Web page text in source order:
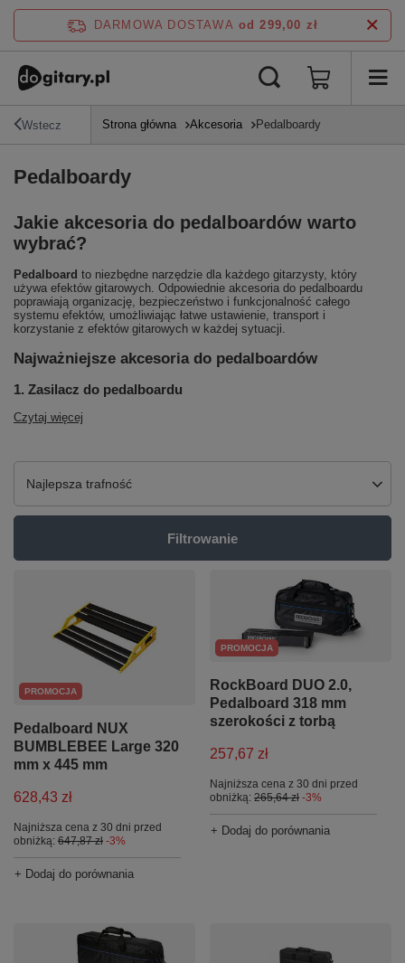
DARMOWA DOSTAWA od 299,00 zł
Wstecz Strona główna Akcesoria Pedalboardy
Pedalboardy
Jakie akcesoria do pedalboardów warto
wybrać?
Pedalboard to niezbędne narzędzie dla każdego gitarzysty, który
używa efektów gitarowych. Odpowiednie akcesoria do pedalboardu
poprawiają organizację, bezpieczeństwo i funkcjonalność całego
systemu efektów, umożliwiając łatwe ustawienie, transport i
korzystanie z efektów gitarowych w każdej sytuacji.
Najważniejsze akcesoria do pedalboardów
1. Zasilacz do pedalboardu
Czytaj więcej
Zmień sortowanie
Najlepsza trafność
Filtrowanie
PROMOCJA
Pedalboard NUX
BUMBLEBEE Large 320
mm x 445 mm
628,43 zł
Najniższa cena z 30 dni przed
obniżką: 647,87 zł -3%
+ Dodaj do porównania
PROMOCJA
RockBoard DUO 2.0,
Pedalboard 318 mm
szerokości z torbą
257,67 zł
Najniższa cena z 30 dni przed
obniżką: 265,64 zł -3%
+ Dodaj do porównania